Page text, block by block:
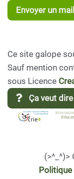
Envoyer un mail
Ce site galope
Sauf mention
sous Licence
Ça veut
(>^_^)>